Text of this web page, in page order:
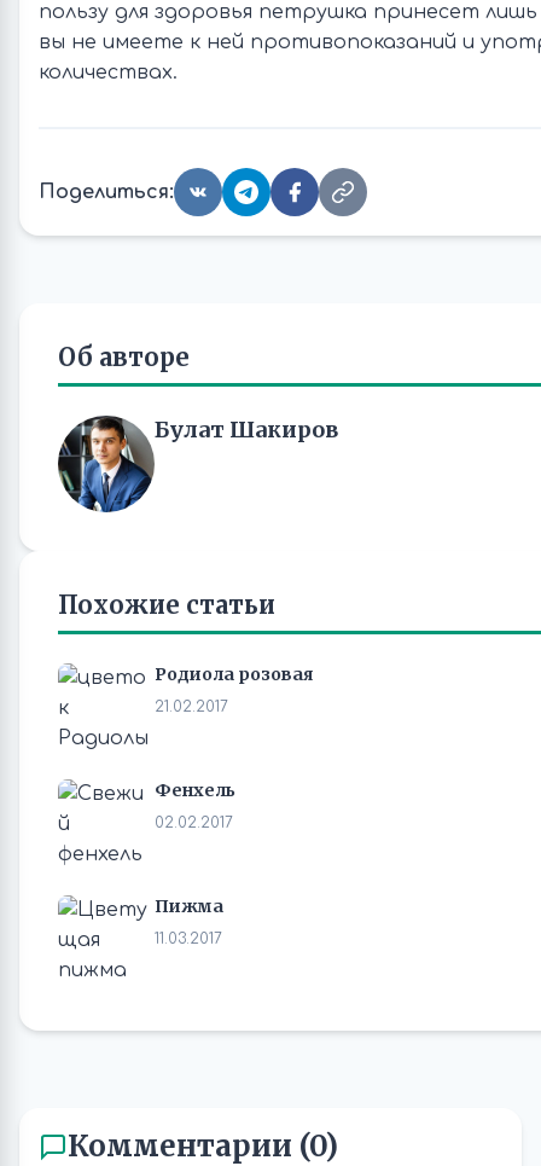
пользу для здоровья петрушка принесет
вы не имеете к ней противопоказаний и
количествах.
Поделиться:
Об авторе
Булат Шакиров
Похожие статьи
Родиола розовая
21.02.2017
Фенхель
02.02.2017
Пижма
11.03.2017
Комментарии (0)